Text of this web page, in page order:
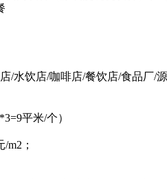
/水饮店/咖啡店/餐饮店/食品厂/
平米/个）
m2；